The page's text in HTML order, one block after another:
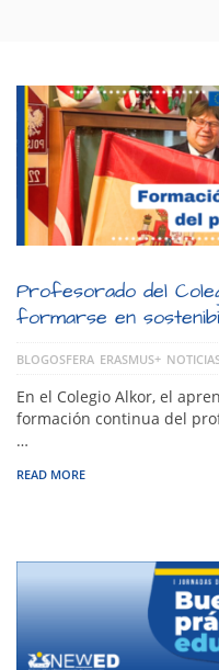
Profesorado del
formarse en
BLOGOSFERA ERASMUS+
En el Colegio Alkor, el
formación continua del
…
READ MORE